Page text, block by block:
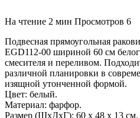
На чтение 2 мин Просмотров 6
Подвесная прямоугольная
EGD112-00 шириной 60 см
смесителя и переливом.
различной планировки в
изящной утонченной формой.
Цвет: белый.
Материал: фарфор.
Размер (ШхДхГ): 60 х 48 х 13 см.